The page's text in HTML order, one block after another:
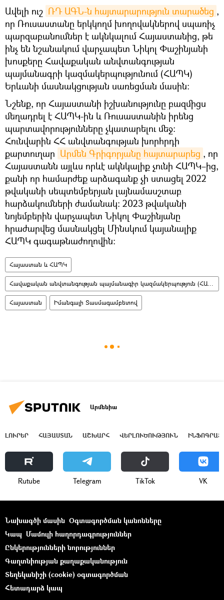
Ավելի ուշ ՌԴ ԱԳՆ-ն հայտարարություն տարածեց ,
որ Ռուսաստանը երկկողմ խողովակներով սպառիչ
պարզաբանումներ է ակնկալում Հայաստանից, թե
ինչ են նշանակում վարչապետ Նիկոլ Փաշինյանի
խոսքերը Հավաքական անվտանգության
պայմանագրի կազմակերպությունում (ՀԱՊԿ)
Երևանի մասնակցության սառեցման մասին:
Նշենք, որ Հայաստանի իշխանությունը բազմիցս
մեղադրել է ՀԱՊԿ-ին և Ռուսաստանին իրենց
պարտավորությունները չկատարելու մեջ։
Հունվարին ՀՀ անվտանգության խորհրդի
քարտուղար Արմեն Գրիգորյանը հայտարարեց , որ
Հայաստանն այլևս որևէ ակնկալիք չունի ՀԱՊԿ–ից,
քանի որ համարժեք արձագանք չի ստացել 2022
թվականի սեպտեմբերյան լայնամասշտաբ
հարձակումների ժամանակ։ 2023 թվականի
նոյեմբերին վարչապետ Նիկոլ Փաշինյանը
հրաժարվեց մասնակցել Մինսկում կայանալիք
ՀԱՊԿ գագաթնաժողովին։
Հայաստան և ՀԱՊԿ
Հավաքական անվտանգության պայմանագիր կազմակերպություն (ՀԱՊԿ)
Հայաստան Իմանգալի Տասմագամբետով
Արմենիա
ԼՈՒՐԵՐ ՀԱՅԱՍՏԱՆ ԱՇԽԱՐՀ ՎԵՐԼՈՒԾՈՒԹՅՈՒՆ
Rutube Telegram ТikТоk VK
Նախագծի մասին Օգտագործման կանոնները
Կապ Մամուլի հաղորդագրություններ
Ընկերությունների նորություններ
Գաղտնիության քաղաքականություն
Տեղեկանիշի (cookie) օգտագործման
Հետադարձ կապ